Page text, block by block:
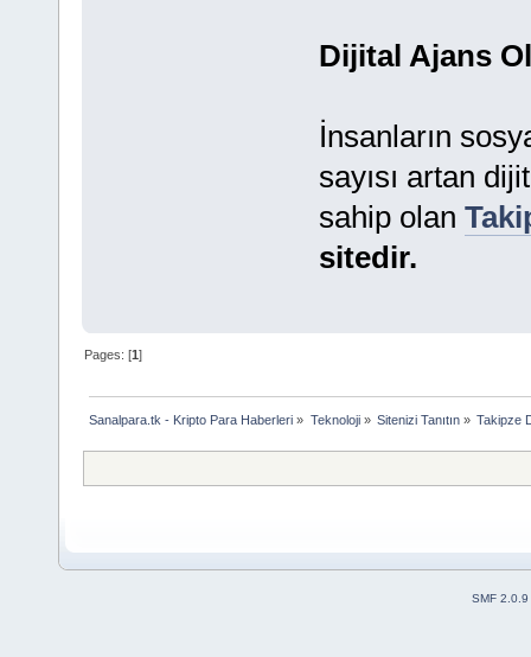
Dijital Ajans
İnsanların
sayısı artan
sahip olan
sitedir.
Pages: [1]
Sanalpara.tk - Kripto Para Haberleri » Teknoloji» Sitenizi Tanıtın» Takipze
SMF 2.0.9